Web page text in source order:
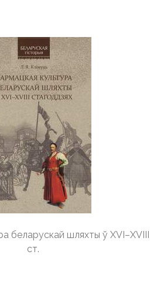
беларускай шляхты ў XVI–XVIII
ст.